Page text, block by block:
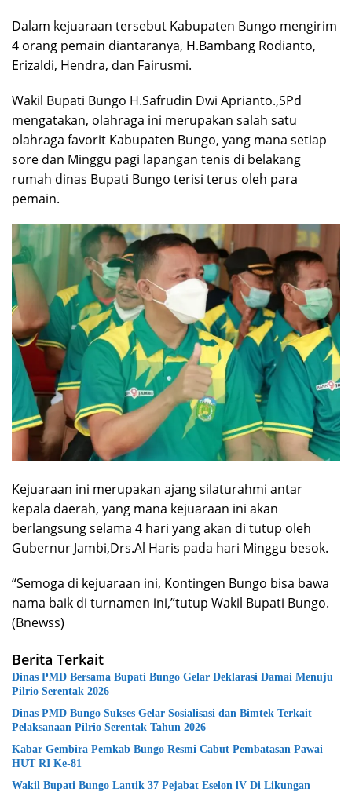
Dalam kejuaraan tersebut Kabupaten Bungo mengirim
4 orang pemain diantaranya, H.Bambang Rodianto,
Erizaldi, Hendra, dan Fairusmi.
Wakil Bupati Bungo H.Safrudin Dwi Aprianto.,SPd
mengatakan, olahraga ini merupakan salah satu
olahraga favorit Kabupaten Bungo, yang mana setiap
sore dan Minggu pagi lapangan tenis di belakang
rumah dinas Bupati Bungo terisi terus oleh para
pemain.
Kejuaraan ini merupakan ajang silaturahmi antar
kepala daerah, yang mana kejuaraan ini akan
berlangsung selama 4 hari yang akan di tutup oleh
Gubernur Jambi,Drs.Al Haris pada hari Minggu besok.
“Semoga di kejuaraan ini, Kontingen Bungo bisa bawa
nama baik di turnamen ini,”tutup Wakil Bupati Bungo.
(Bnewss)
Berita Terkait
Dinas PMD Bersama Bupati Bungo Gelar Deklarasi Damai Menuju
Pilrio Serentak 2026
Dinas PMD Bungo Sukses Gelar Sosialisasi dan Bimtek Terkait
Pelaksanaan Pilrio Serentak Tahun 2026
Kabar Gembira Pemkab Bungo Resmi Cabut Pembatasan Pawai
HUT RI Ke-81
Wakil Bupati Bungo Lantik 37 Pejabat Eselon lV Di Likungan